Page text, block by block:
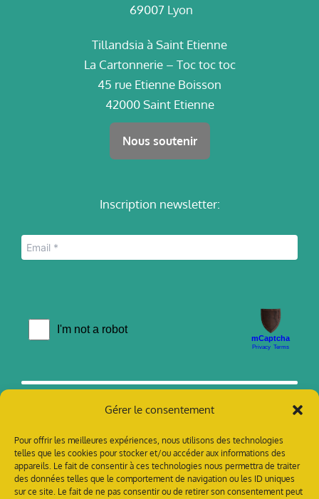
Gérer le consentement
Pour offrir les meilleures expériences, nous utilisons des technologies
telles que les cookies pour stocker et/ou accéder aux informations des
appareils. Le fait de consentir à ces technologies nous permettra de traiter
des données telles que le comportement de navigation ou les ID uniques
sur ce site. Le fait de ne pas consentir ou de retirer son consentement peut
69007 Lyon
Tillandsia à Saint Etienne
La Cartonnerie – Toc toc toc
45 rue Etienne Boisson
42000 Saint Etienne
Nous soutenir
Inscription newsletter: